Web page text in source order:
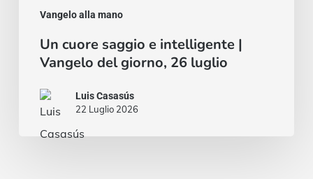
Vangelo alla mano
Un cuore saggio e intelligente |
Vangelo del giorno, 26 luglio
Luis Casasús
22 Luglio 2026